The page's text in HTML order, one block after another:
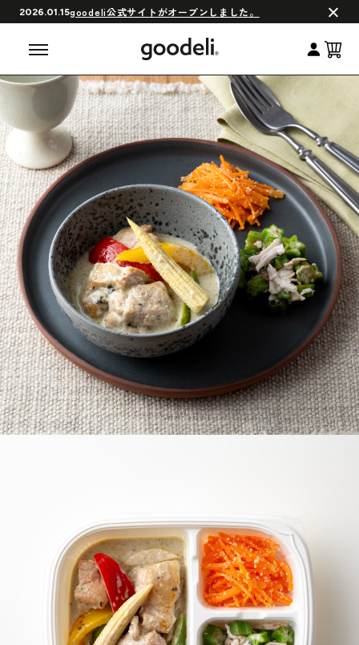
2026.01.15goodeli公式サイトがオープンしました。
会員制度について